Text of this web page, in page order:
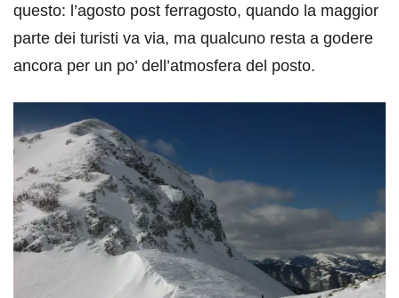
questo: l’agosto post ferragosto, quando la maggior
parte dei turisti va via, ma qualcuno resta a godere
ancora per un po’ dell’atmosfera del posto.